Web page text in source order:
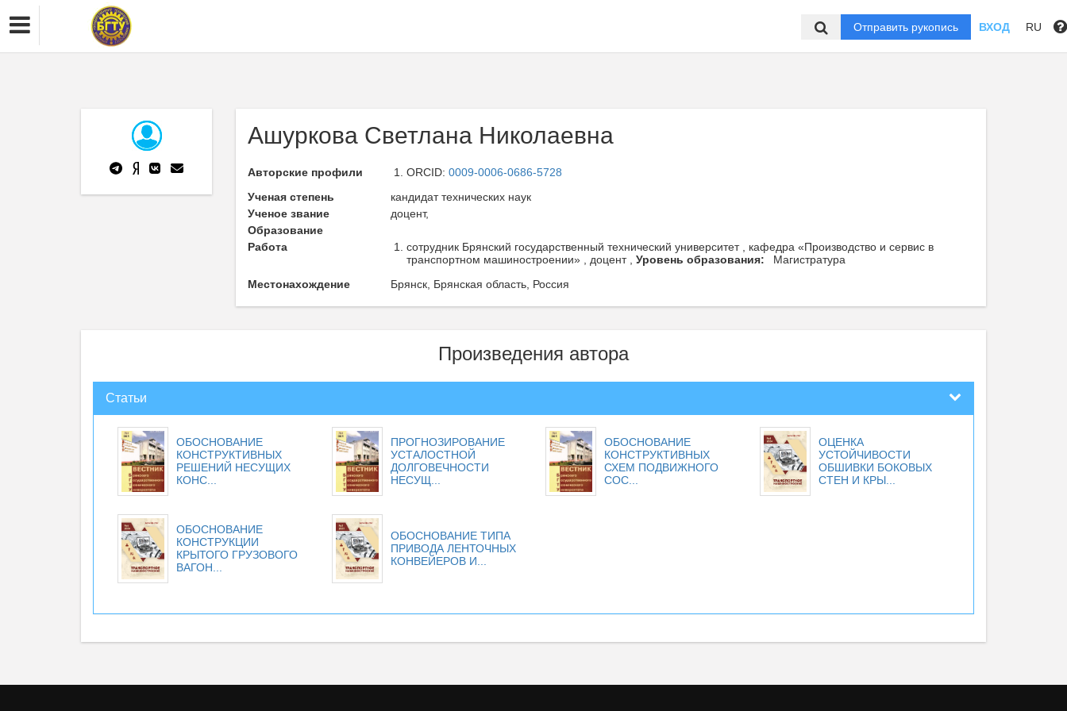
Отправить рукопись ВХОД RU
Ашуркова Светлана Николаевна
Авторские профили ORCID: 0009-0006-0686-5728
Ученая степень
кандидат технических наук
Ученое звание
доцент,
Образование
Работа
сотрудник Брянский государственный технический университет , кафедра «Производство и сервис в
транспортном машиностроении» , доцент , Уровень образования:
Магистратура
Местонахождение
Брянск, Брянская область, Россия
Произведения автора
Статьи
ОБОСНОВАНИЕ
КОНСТРУКТИВНЫХ
РЕШЕНИЙ НЕСУЩИХ
КОНС...
ПРОГНОЗИРОВАНИЕ
УСТАЛОСТНОЙ
ДОЛГОВЕЧНОСТИ
НЕСУЩ...
ОБОСНОВАНИЕ
КОНСТРУКТИВНЫХ
СХЕМ ПОДВИЖНОГО
СОС...
ОЦЕНКА
УСТОЙЧИВОСТИ
ОБШИВКИ БОКОВЫХ
СТЕН И КРЫ...
ОБОСНОВАНИЕ
КОНСТРУКЦИИ
КРЫТОГО ГРУЗОВОГО
ВАГОН...
ОБОСНОВАНИЕ ТИПА
ПРИВОДА ЛЕНТОЧНЫХ
КОНВЕЙЕРОВ И...